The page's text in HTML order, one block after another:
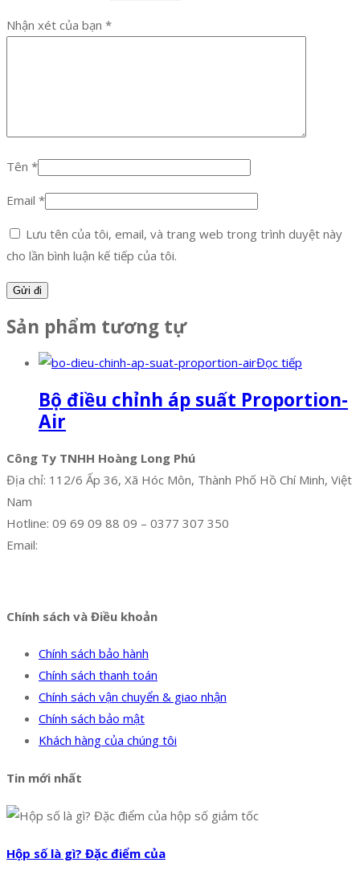
Nhận xét của bạn *
Tên *
Email *
Lưu tên của tôi, email, và trang web trong trình duyệt này
cho lần bình luận kế tiếp của tôi.
Sản phẩm tương tự
Đọc tiếp
Bộ điều chỉnh áp suất Proportion-
Air
Công Ty TNHH Hoàng Long Phú
Địa chỉ: 112/6 Ấp 36, Xã Hóc Môn, Thành Phố Hồ Chí Minh, Việt
Nam
Hotline: 09 69 09 88 09 – 0377 307 350
Email:
Chính sách và Điều khoản
Chính sách bảo hành
Chính sách thanh toán
Chính sách vận chuyển & giao nhận
Chính sách bảo mật
Khách hàng của chúng tôi
Tin mới nhất
Hộp số là gì? Đặc điểm của